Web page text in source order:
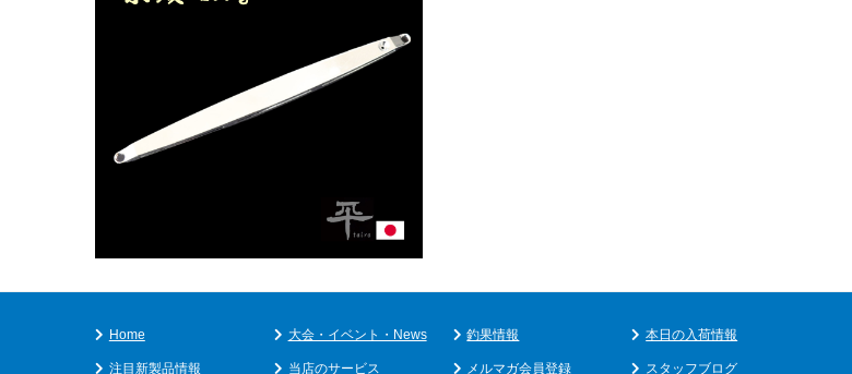
Home 大会・イベント・News 釣果情報 本日の入荷情報
注目新製品情報 当店のサービス メルマガ会員登録 スタッフブログ